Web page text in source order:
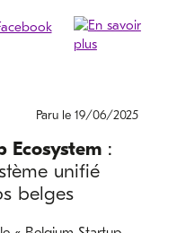
Paru le 19/06/2025
Ecosystem:
unifié
belges